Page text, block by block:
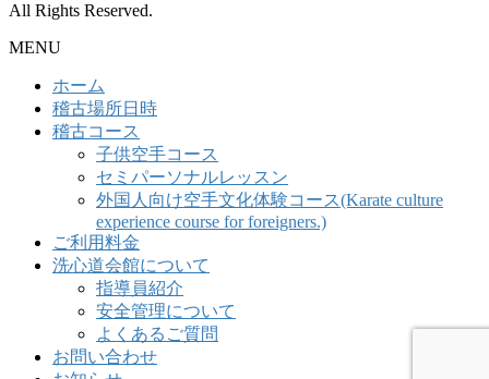
All Rights Reserved.
MENU
ホーム
稽古場所日時
稽古コース
子供空手コース
セミパーソナルレッスン
外国人向け空手文化体験コース(Karate culture
experience course for foreigners.)
ご利用料金
洗心道会館について
指導員紹介
安全管理について
よくあるご質問
お問い合わせ